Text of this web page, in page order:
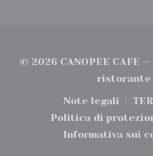
© 2026 CANOPEE CAFE
ristorante
Note legali
((apre una
Politica di
Informativa sui